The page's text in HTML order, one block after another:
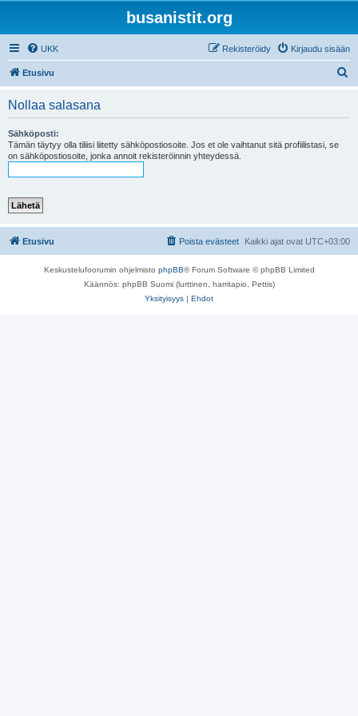
busanistit.org
UKK Kirjaudu sisään
Rekisteröidy
Etusivu
Nollaa salasana
Sähköposti:
Tämän täytyy olla tiliisi liitetty sähköpostiosoite. Jos et ole vaihtanut sitä profiilistasi, se
on sähköpostiosoite, jonka annoit rekisteröinnin yhteydessä.
Etusivu Kaikki ajat ovat UTC+03:00
Poista evästeet
Keskustelufoorumin ohjelmisto phpBB® Forum Software © phpBB Limited
Käännös: phpBB Suomi (lurttinen, harritapio, Pettis)
Yksityisyys | Ehdot